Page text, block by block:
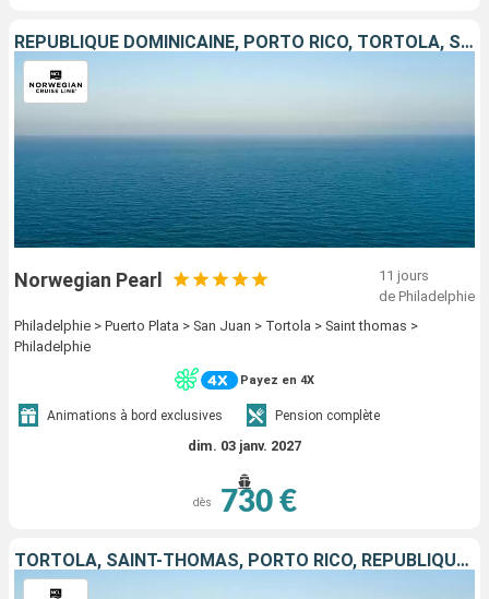
RÉPUBLIQUE DOMINICAINE, PORTO RICO, TORTOLA, SAINT-THOMAS, ÉTATS-UNIS
Norwegian Pearl
11 jours
de Philadelphie
Philadelphie > Puerto Plata > San Juan > Tortola > Saint thomas >
Philadelphie
Payez en 4X
Animations à bord exclusives Pension complète
dim. 03 janv. 2027
dès 730 €
TORTOLA, SAINT-THOMAS, PORTO RICO, RÉPUBLIQUE DOMINICAINE, ÉTATS-UNIS